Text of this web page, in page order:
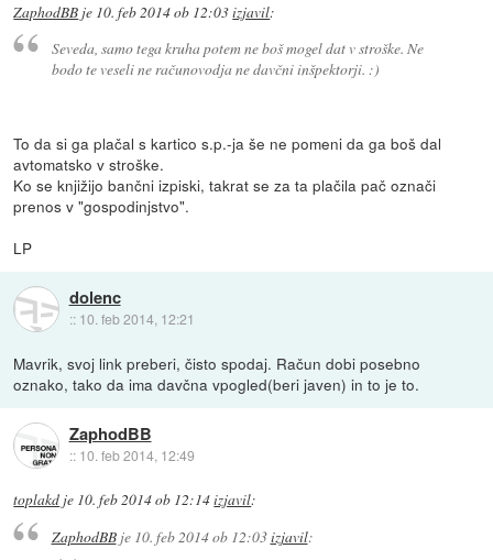
ZaphodBB je 10. feb 2014 ob 12:03izjavil:
Seveda, samo tega kruha potem ne boš mogel dat v stroške. Ne
bodo te veseli ne računovodja ne davčni inšpektorji. :)
To da si ga plačal s kartico s.p.-ja še ne pomeni da ga boš dal
avtomatsko v stroške.
Ko se knjižijo bančni izpiski, takrat se za ta plačila pač označi
prenos v "gospodinjstvo".
LP
dolenc
:: 10. feb 2014, 12:21
Mavrik, svoj link preberi, čisto spodaj. Račun dobi posebno
oznako, tako da ima davčna vpogled(beri javen) in to je to.
ZaphodBB
:: 10. feb 2014, 12:49
toplakd je 10. feb 2014 ob 12:14izjavil:
ZaphodBBje 10. feb 2014 ob 12:03izjavil: